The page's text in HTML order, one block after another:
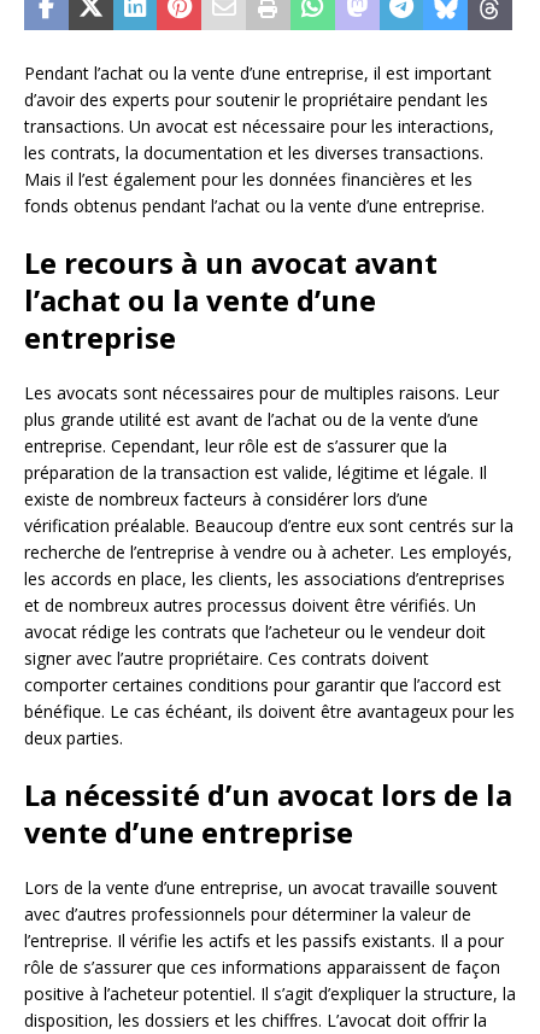
Pendant l’achat ou la vente d’une entreprise, il est important
d’avoir des experts pour soutenir le propriétaire pendant les
transactions. Un avocat est nécessaire pour les interactions,
les contrats, la documentation et les diverses transactions.
Mais il l’est également pour les données financières et les
fonds obtenus pendant l’achat ou la vente d’une entreprise.
Le recours à un avocat avant
l’achat ou la vente d’une
entreprise
Les avocats sont nécessaires pour de multiples raisons. Leur
plus grande utilité est avant de l’achat ou de la vente d’une
entreprise. Cependant, leur rôle est de s’assurer que la
préparation de la transaction est valide, légitime et légale. Il
existe de nombreux facteurs à considérer lors d’une
vérification préalable. Beaucoup d’entre eux sont centrés sur la
recherche de l’entreprise à vendre ou à acheter. Les employés,
les accords en place, les clients, les associations d’entreprises
et de nombreux autres processus doivent être vérifiés. Un
avocat rédige les contrats que l’acheteur ou le vendeur doit
signer avec l’autre propriétaire. Ces contrats doivent
comporter certaines conditions pour garantir que l’accord est
bénéfique. Le cas échéant, ils doivent être avantageux pour les
deux parties.
La nécessité d’un avocat lors de la
vente d’une entreprise
Lors de la vente d’une entreprise, un avocat travaille souvent
avec d’autres professionnels pour déterminer la valeur de
l’entreprise. Il vérifie les actifs et les passifs existants. Il a pour
rôle de s’assurer que ces informations apparaissent de façon
positive à l’acheteur potentiel. Il s’agit d’expliquer la structure, la
disposition, les dossiers et les chiffres. L’avocat doit offrir la